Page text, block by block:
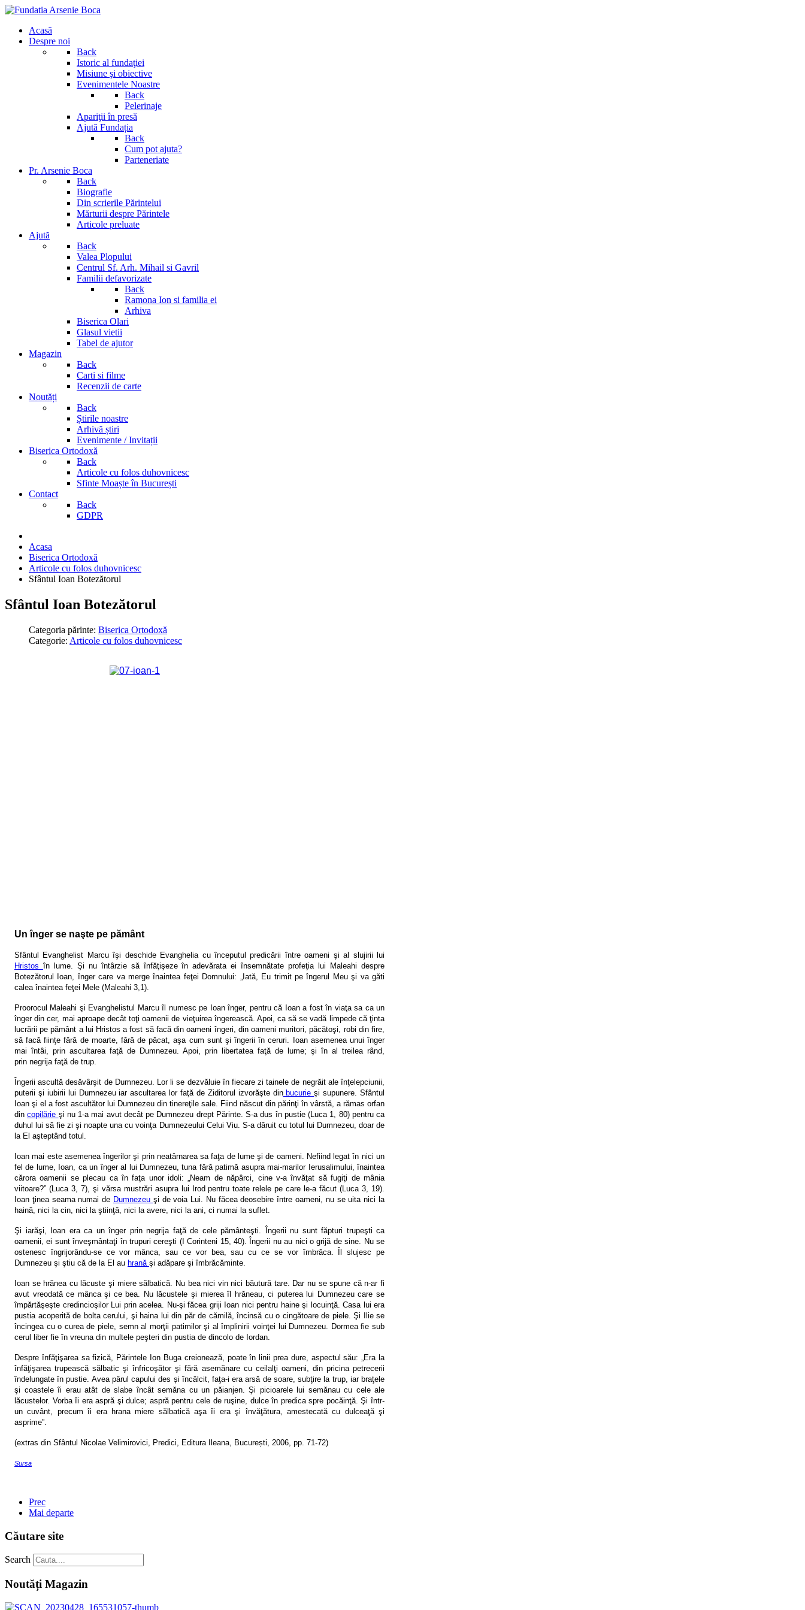
Acasă
Despre noi
Back
Istoric al fundaţiei
Misiune şi obiective
Evenimentele Noastre
Back
Pelerinaje
Apariţii în presă
Ajută Fundația
Back
Cum pot ajuta?
Parteneriate
Pr. Arsenie Boca
Back
Biografie
Din scrierile Părintelui
Mărturii despre Părintele
Articole preluate
Ajută
Back
Valea Plopului
Centrul Sf. Arh. Mihail si Gavril
Familii defavorizate
Back
Ramona Ion si familia ei
Arhiva
Biserica Olari
Glasul vietii
Tabel de ajutor
Magazin
Back
Carti si filme
Recenzii de carte
Noutăți
Back
Știrile noastre
Arhivă știri
Evenimente / Invitații
Biserica Ortodoxă
Back
Articole cu folos duhovnicesc
Sfinte Moaște în București
Contact
Back
GDPR
Acasa
Biserica Ortodoxă
Articole cu folos duhovnicesc
Sfântul Ioan Botezătorul
Sfântul Ioan Botezătorul
Categoria părinte: Biserica Ortodoxă
Categorie: Articole cu folos duhovnicesc
Un înger se naşte pe pământ
Sfântul Evanghelist Marcu îşi deschide Evanghelia cu începutul predicării între oameni şi al slujirii lui
Hristos în lume. Şi nu întârzie să înfăţişeze în adevărata ei însemnătate profeţia lui Maleahi despre
Botezătorul Ioan, înger care va merge înaintea feţei Domnului: „Iată, Eu trimit pe îngerul Meu şi va găti
calea înaintea feţei Mele (Maleahi 3,1).
Proorocul Maleahi şi Evanghelistul Marcu îl numesc pe Ioan înger, pentru că Ioan a fost în viaţa sa ca un
înger din cer, mai aproape decât toţi oamenii de vieţuirea îngerească. Apoi, ca să se vadă limpede că ţinta
lucrării pe pământ a lui Hristos a fost să facă din oameni îngeri , din oameni muritori, păcătoşi, robi din fire,
să facă fiinţe fără de moarte, fără de păcat, aşa cum sunt şi îngerii în ceruri. Ioan asemenea unui înger
mai întâi, prin ascultarea faţă de Dumnezeu . Apoi, prin libertatea faţă de lume; şi în al treilea rând,
prin negrija faţă de trup
Îngerii ascultă desăvârşit de Dumnezeu. Lor li se dezvăluie în fiecare zi tainele de negrăit ale înţelepciunii,
puterii şi iubirii lui Dumnezeu iar ascultarea lor faţă de Ziditorul izvorăşte dinbucurieşi supunere. Sfântul
Ioan şi el a fost ascultător lui Dumnezeu din tinereţile sale. Fiind născut din părinţi în vârstă, a rămas orfan
dincopilărie şi nu 1-a mai avut decât pe Dumnezeu drept Părinte. S-a dus în pustie (Luca 1, 80) pentru ca
duhul lui să fie zi şi noapte una cu voinţa Dumnezeului Celui Viu. S-a dăruit cu totul lui Dumnezeu, doar de
la El aşteptând totul.
Ioan mai este asemenea îngerilor şi prin neatârnarea sa faţa de lume şi de oameni . Nefiind legat în nici un
fel de lume, Ioan, ca un înger al lui Dumnezeu, tuna fără patimă asupra mai-marilor Ierusalimului, înaintea
cărora oamenii se plecau ca în faţa unor idoli: „Neam de năpârci, cine v-a învăţat să fugiţi de mânia
viitoare?” (Luca 3, 7), şi vărsa mustrări asupra lui Irod pentru toate relele pe care le-a făcut (Luca 3, 19).
Ioan ţinea seama numai de Dumnezeu şi de voia Lui. Nu făcea deosebire între oameni, nu se uita nici la
haină, nici la cin, nici la ştiinţă, nici la avere, nici la ani, ci numai la suflet.
Şi iarăşi, Ioan era ca un înger prin negrija faţă de cele pământeşti . Îngerii nu sunt făpturi trupeşti ca
oamenii, ei sunt înveşmântaţi în trupuri cereşti (I Corinteni 15, 40). Îngerii nu au nici o grijă de sine. Nu se
ostenesc îngrijorându-se ce vor mânca, sau ce vor bea, sau cu ce se vor îmbrăca. Îl slujesc pe
Dumnezeu şi ştiu că de la El au hrană şi adăpare şi îmbrăcăminte.
Ioan se hrănea cu lăcuste şi miere sălbatică. Nu bea nici vin nici băutură tare. Dar nu se spune că n-ar fi
avut vreodată ce mânca şi ce bea. Nu lăcustele şi mierea îl hrăneau, ci puterea lui Dumnezeu care se
împărtăşeşte credincioşilor Lui prin acelea. Nu-şi făcea griji Ioan nici pentru haine şi locuinţă. Casa lui era
pustia acoperită de bolta cerului, şi haina lui din păr de cămilă, încinsă cu o cingătoare de piele. Şi Ilie se
încingea cu o curea de piele, semn al morţii patimilor şi al împlinirii voinţei lui Dumnezeu. Dormea fie sub
cerul liber fie în vreuna din multele peşteri din pustia de dincolo de Iordan.
Despre înfăţişarea sa fizică, Părintele Ion Buga creionează, poate în linii prea dure, aspectul său: „
Era la
înfăţişarea trupească sălbatic şi înfricoşător şi fără asemănare cu ceilalţi oameni, din pricina petrecerii
îndelungate în pustie. Avea pârul capului des și încâlcit, faţa-i era arsă de soare, subţire la trup, iar braţele
şi coastele îi erau atât de slabe încât semăna cu un păianjen. Şi picioarele lui semănau cu cele ale
lăcustelor. Vorba îi era aspră şi dulce; aspră pentru cele de ruşine, dulce în predica spre pocăinţă. Şi într-
un cuvânt, precum îi era hrana miere sălbatică aşa îi era şi învăţătura, amestecată cu dulceaţă şi
asprime”.
(extras din Sfântul Nicolae Velimirovici Predici, Editura Ileana, București, 2006, pp. 71-72)
Sursa
Prec
Mai departe
Căutare site
Search
Noutăți Magazin